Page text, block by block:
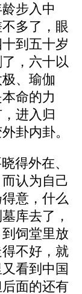
步入中
多了，眼
到五十岁
，六十以
、瑜伽
命的力
进入归
卦内卦。
得外在、
认为自己
意，什么
库去了，
饲堂里放
不好，就
看到中国
面的还有